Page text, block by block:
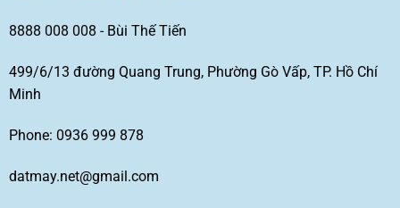
8888 008 008 - Bùi Thế Tiến
499/6/13 đường Quang Trung, Phường Gò Vấp, TP. Hồ Chí
Minh
Phone: 0936 999 878
datmay.net@gmail.com